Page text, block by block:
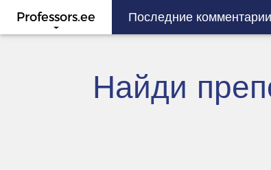
Professors.ee Последние комментарии
Найди